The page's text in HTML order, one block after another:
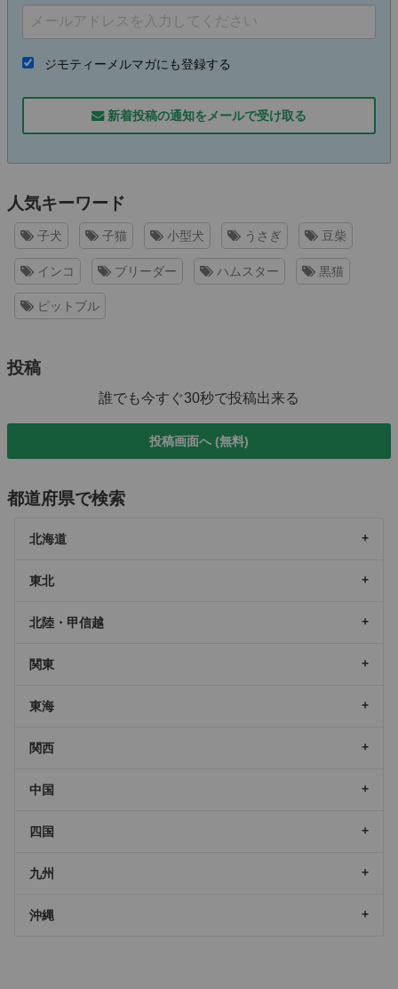
ジモティーメルマガにも登録する
新着投稿の通知をメールで受け取る
人気キーワード
子犬 子猫 小型犬 うさぎ 豆柴
インコ ブリーダー ハムスター 黒猫
ピットブル
投稿
誰でも今すぐ30秒で投稿出来る
投稿画面へ (無料)
都道府県で検索
北海道
東北
北陸・甲信越
関東
東海
関西
中国
四国
九州
沖縄